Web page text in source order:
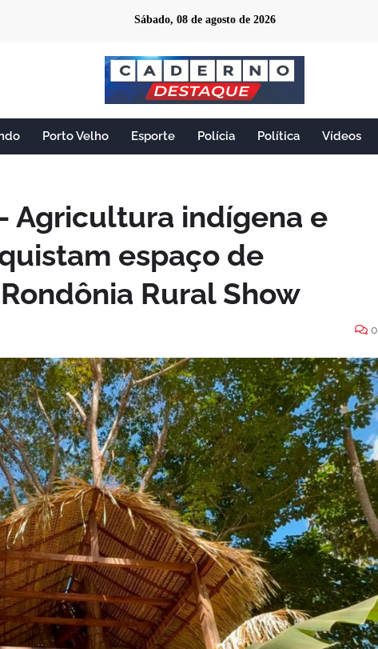
Sábado, 08 de agosto de 2026
Porto Velho Esporte Polícia Política Vídeos
- Agricultura indígena e
espaço de
Rural Show
0